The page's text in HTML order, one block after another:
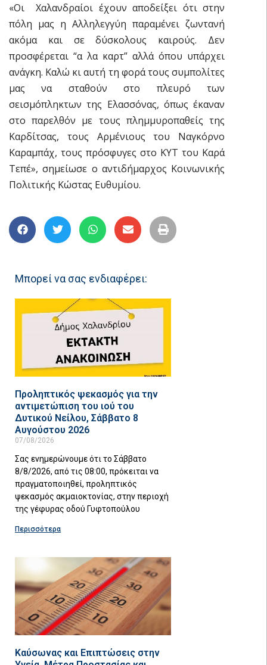
«Οι Χαλανδραίοι έχουν αποδείξει ότι στην
πόλη μας η Αλληλεγγύη παραμένει ζωντανή
ακόμα και σε δύσκολους καιρούς. Δεν
προσφέρεται “α λα καρτ” αλλά όπου υπάρχει
ανάγκη. Καλώ κι αυτή τη φορά τους συμπολίτες
μας να σταθούν στο πλευρό των
σεισμόπληκτων της Ελασσόνας, όπως έκαναν
στο παρελθόν με τους πλημμυροπαθείς της
Καρδίτσας, τους Αρμένιους του Ναγκόρνο
Καραμπάχ, τους πρόσφυγες στο ΚΥΤ του Καρά
Τεπέ», σημείωσε ο αντιδήμαρχος Κοινωνικής
Πολιτικής Κώστας Ευθυμίου.
Μπορεί να σας ενδιαφέρει:
Προληπτικός ψεκασμός για την
αντιμετώπιση του ιού του
Δυτικού Νείλου, Σάββατο 8
Αυγούστου 2026
07/08/2026
Σας ενημερώνουμε ότι το Σάββατο
8/8/2026, από τις 08:00, πρόκειται να
πραγματοποιηθεί, προληπτικός
ψεκασμός ακμαιοκτονίας, στην περιοχή
της γέφυρας οδού Γυφτοπούλου
Περισσότερα
Καύσωνας και Επιπτώσεις στην